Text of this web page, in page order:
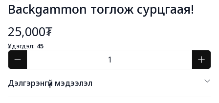
Backgammon тоглож сурцгаая!
25,000₮
Үлдэгдэл: 45
Дэлгэрэнгүй мэдээлэл